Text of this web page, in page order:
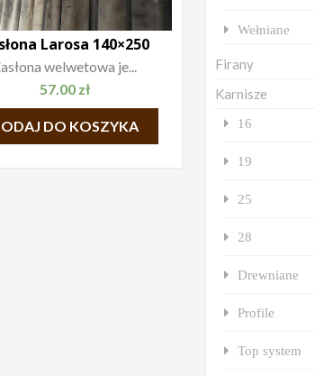
Larosa 140×250
welwetowa je...
57.00 zł
DO KOSZYKA
Wełniane
Firany
Karnisze
16
19
25
28
Drewniane
Profile
Top system